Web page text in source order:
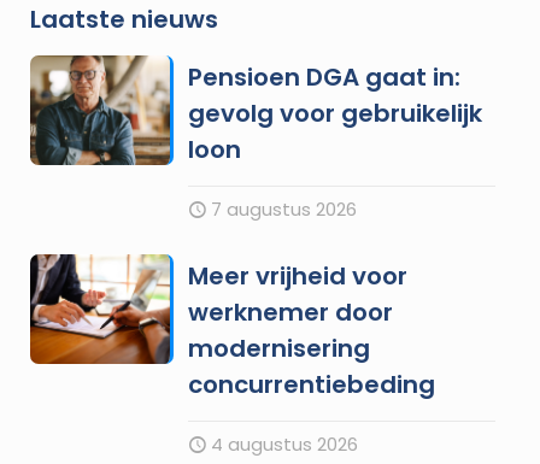
Laatste nieuws
Pensioen DGA gaat in:
gevolg voor gebruikelijk
loon
7 augustus 2026
Meer vrijheid voor
werknemer door
modernisering
concurrentiebeding
4 augustus 2026